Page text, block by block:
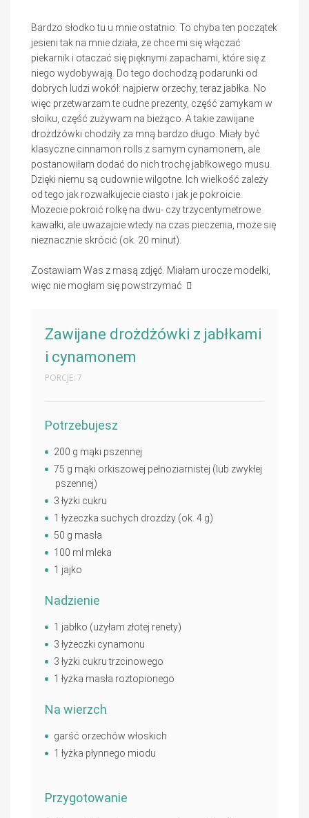
Bardzo słodko tu u mnie ostatnio. To chyba ten początek
jesieni tak na mnie działa, że chce mi się włączać
piekarnik i otaczać się pięknymi zapachami, które się z
niego wydobywają. Do tego dochodzą podarunki od
dobrych ludzi wokół: najpierw orzechy, teraz jabłka. No
więc przetwarzam te cudne prezenty, część zamykam w
słoiku, część zużywam na bieżąco. A takie zawijane
drożdżówki chodziły za mną bardzo długo. Miały być
klasyczne cinnamon rolls z samym cynamonem, ale
postanowiłam dodać do nich trochę jabłkowego musu.
Dzięki niemu są cudownie wilgotne. Ich wielkość zależy
od tego jak rozwałkujecie ciasto i jak je pokroicie.
Możecie pokroić rolkę na dwu- czy trzycentymetrowe
kawałki, ale uważajcie wtedy na czas pieczenia, może się
nieznacznie skrócić (ok. 20 minut).
Zostawiam Was z masą zdjęć. Miałam urocze modelki,
więc nie mogłam się powstrzymać
Zawijane drożdżówki z jabłkami
i cynamonem
PORCJE: 7
Potrzebujesz
200 g mąki pszennej
75 g mąki orkiszowej pełnoziarnistej (lub zwykłej
pszennej)
3 łyżki cukru
1 łyżeczka suchych drożdży (ok. 4 g)
50 g masła
100 ml mleka
1 jajko
Nadzienie
1 jabłko (użyłam złotej renety)
3 łyżeczki cynamonu
3 łyżki cukru trzcinowego
1 łyżka masła roztopionego
Na wierzch
garść orzechów włoskich
1 łyżka płynnego miodu
Przygotowanie